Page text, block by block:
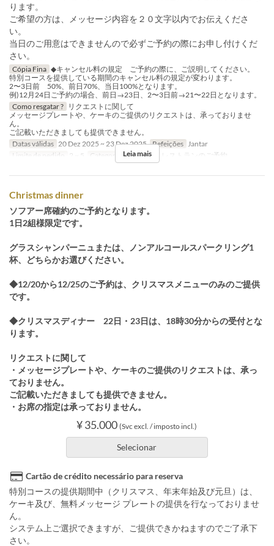
ります。
ご希望の方は、メッセージ内容を２０文字以内でお伝えくださ
い。
当日のご用意はできませんので必ずご予約の際にお申し付けくだ
さい。
Cópia Fina ◆キャンセル料の規定 ご予約の際に、ご説明してください。
特別コースを提供している期間のキャンセル料の規定が変わります。
2〜3日前 50%、前日70%、当日100%となります。
例)12月24日ご予約の場合、前日→23日、2〜3日前→21〜22日となります。
Como resgatar ?
リクエストに関して
メッセージプレートや、ケーキのご提供のリクエストは、承っておりませ
ん。
ご記載いただきましても提供できません。
Datas válidas 20 Dez 2025 ~ 23 Dez 2025 Refeições Jantar
Limite de pedido
2 ~ 5 Categoria de Assento レストランのご予約
Leia mais
Christmas dinner
ソフアー席確約のご予約となります。
1日2組様限定です。
グラスシャンパーニュまたは、ノンアルコールスパークリング1
杯、どちらかお選びください。
◆12/20から12/25のご予約は、クリスマスメニューのみのご提供
です。
◆クリスマスディナー 22日・23日は、18時30分からの受付とな
ります。
リクエストに関して
・メッセージプレートや、ケーキのご提供のリクエストは、承っ
ておりません。
ご記載いただきましても提供できません。
・お席の指定は承っておりません。
¥ 35.000 (Svc excl. / imposto incl.)
Selecionar
Cartão de crédito necessário para reserva
特別コースの提供期間中（クリスマス、年末年始及び元旦）は、
ケーキ及び、無料メッセージ プレートの提供を行なっておりませ
ん。
システム上ご選択できますが、ご提供できかねますのでご了承下
さい。